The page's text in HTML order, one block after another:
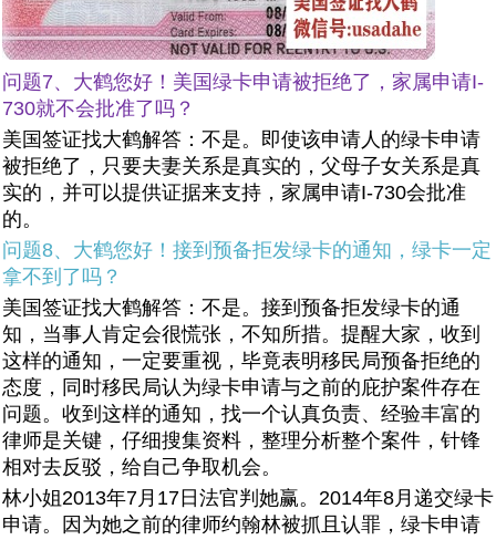
问题7、大鹤您好！美国绿卡申请被拒绝了，家属申请I-
730就不会批准了吗？
美国签证找大鹤解答：不是。即使该申请人的绿卡申请
被拒绝了，只要夫妻关系是真实的，父母子女关系是真
实的，并可以提供证据来支持，家属申请I-730会批准
的。
问题8、大鹤您好！接到预备拒发绿卡的通知，绿卡一定
拿不到了吗？
美国签证找大鹤解答：不是。接到预备拒发绿卡的通
知，当事人肯定会很慌张，不知所措。提醒大家，收到
这样的通知，一定要重视，毕竟表明移民局预备拒绝的
态度，同时移民局认为绿卡申请与之前的庇护案件存在
问题。收到这样的通知，找一个认真负责、经验丰富的
律师是关键，仔细搜集资料，整理分析整个案件，针锋
相对去反驳，给自己争取机会。
林小姐2013年7月17日法官判她赢。2014年8月递交绿卡
申请。因为她之前的律师约翰林被抓且认罪，绿卡申请